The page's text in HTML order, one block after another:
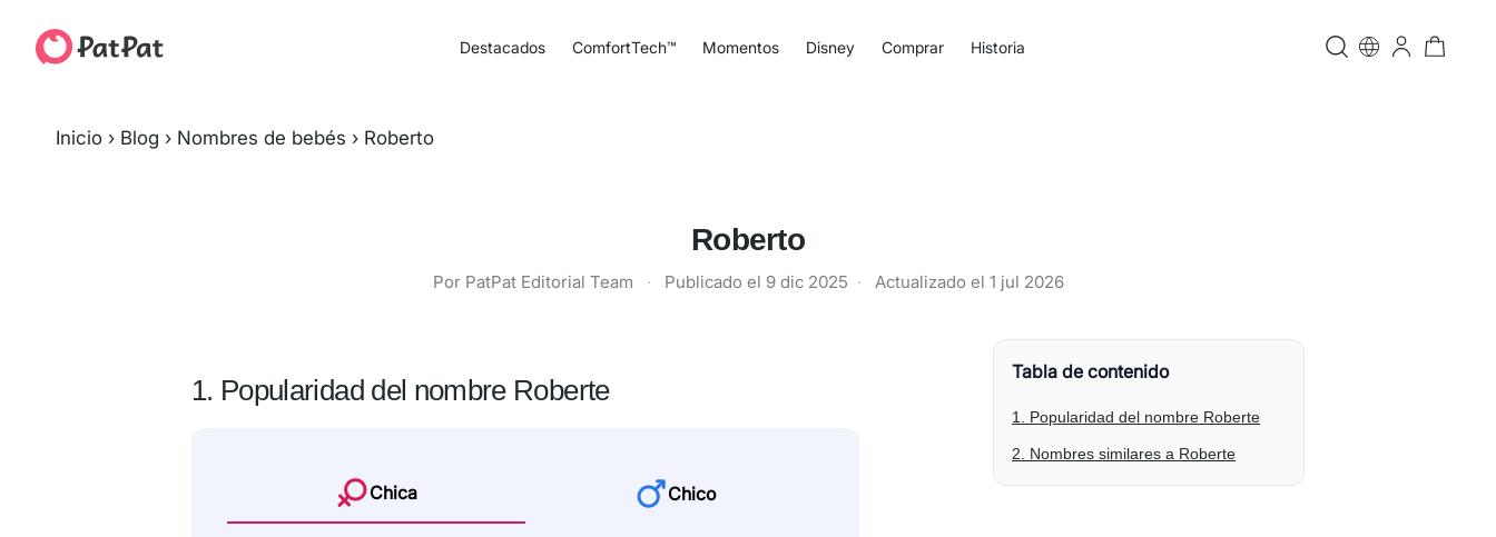
Destacados ComfortTech™ Momentos Disney Comprar Historia
Inicio › Blog › Nombres de bebés › Roberto
Roberto
Por PatPat Editorial Team · Publicado el 9 dic 2025 · Actualizado el 1 jul 2026
1. Popularidad del nombre Roberte
Chica Chico
Tabla de contenido
1. Popularidad del nombre Roberte
2. Nombres similares a Roberte